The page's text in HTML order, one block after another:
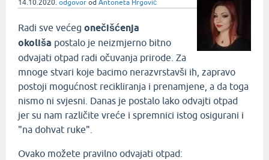
14.10.2020. odgovor od Antoneta Hrgović
Radi sve većeg onečišćenja
okoliša postalo je neizmjerno bitno
odvajati otpad radi očuvanja prirode. Za
mnoge stvari koje bacimo nerazvrstavši ih, zapravo
postoji mogućnost recikliranja i prenamjene, a da toga
nismo ni svjesni. Danas je postalo lako odvajti otpad
jer su nam različite vreće i spremnici istog osigurani i
"na dohvat ruke".
Ovako možete pravilno odvajati otpad: